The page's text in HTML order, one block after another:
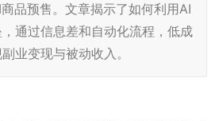
品预售。文章揭示了如何利用AI
通过信息差和自动化流程，低成
业变现与被动收入。